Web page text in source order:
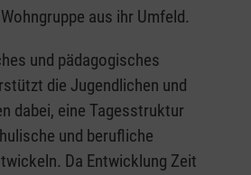
aus ihr Umfeld.
und pädagogisches
die Jugendlichen und
dabei, eine Tagesstruktur
und berufliche
Da Entwicklung Zeit